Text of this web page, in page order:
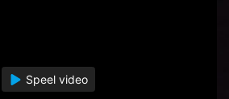
Speel video